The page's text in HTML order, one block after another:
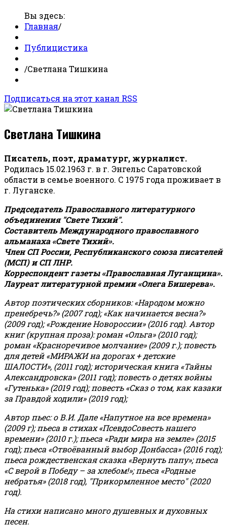
Вы здесь:
Главная/
Публицистика
/Светлана Тишкина
Подписаться на этот канал RSS
Светлана Тишкина
Писатель, поэт, драматург, журналист.
Родилась 15.02.1963 г. в г. Энгельс Саратовской
области в семье военного. С 1975 года проживает в
г. Луганске.
Председатель Православного литературного
объединения "Свете Тихий".
Составитель Международного православного
альманаха «Свете Тихий».
Член СП России, Республиканского союза писателей
(МСП) и СП ЛНР.
Корреспондент газеты «Православная Луганщина».
Лауреат литературной премии «Олега Бишерева».
Автор поэтических сборников: «Народом можно
пренебречь?» (2007 год); «Как начинается весна?»
(2009 год); «Рождение Новороссии» (2016 год). Автор
книг (крупная проза): роман «Ольга» (2010 год);
роман «Красноречивое молчание» (2009 г.); повесть
для детей «МИРАЖИ на дорогах + детские
ШАЛОСТИ», (2011 год); историческая книга «Тайны
Александровска» (2011 год); повесть о детях войны
«Гутенька» (2019 год); повесть «Сказ о том, как казаки
за Правдой ходили» (2019 год);
Автор пьес: о В.И. Дале «Напутное на все времена»
(2009 г); пьеса в стихах «ПсевдоСовесть нашего
времени» (2010 г.); пьеса «Ради мира на земле» (2015
год); пьеса «Отвоёванный выбор Донбасса» (2016 год);
пьеса рождественская сказка «Вернуть папу»; пьеса
«С верой в Победу – за хлебом!»;пьеса «Родные
небратья» (2018 год), "Прикормленное место" (2020
год).
На стихи написано много душевных и духовных
песен.